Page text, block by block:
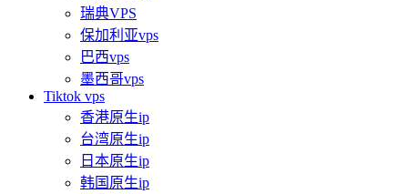
瑞典VPS
保加利亚vps
巴西vps
墨西哥vps
Tiktok vps
香港原生ip
台湾原生ip
日本原生ip
韩国原生ip